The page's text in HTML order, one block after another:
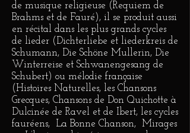
de musique religieuse (Requiem de
Brahms et de Fauré), il se produit aussi
en récital dans les plus grands cycles
de lieder (Dichterliebe et liederkreis de
Schumann, Die Schöne Mullerin, Die
Winterreise et Schwanengesang de
Schubert) ou mélodie française
(Histoires Naturelles, les Chansons
Grecques, Chansons de Don Quichotte à
Dulcinée de Ravel et de Ibert, les cycles
fauréens, La Bonne Chanson, Mirages